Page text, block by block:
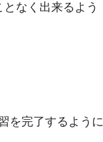
なく出来るよう
を完了するように